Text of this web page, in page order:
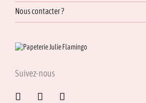
Nous contacter ?
Suivez-nous